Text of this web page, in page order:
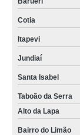
Cotia
Itapevi
Jundiaí
Santa Isabel
Taboão da Serra
Alto da Lapa
Bairro do Limão